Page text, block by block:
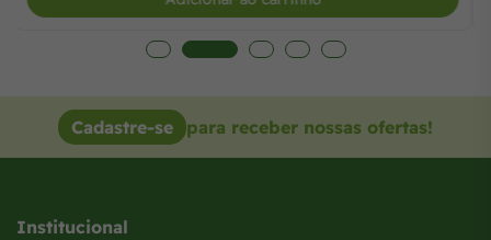
Cadastre-se para receber nossas ofertas!
Institucional